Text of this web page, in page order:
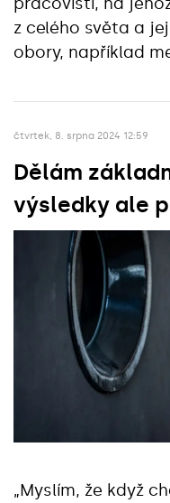
z celého světa a
obory, například
čtvrtek, 8. srpna 2024 12:59
Dělám
výsledky ale
„Myslím, že když